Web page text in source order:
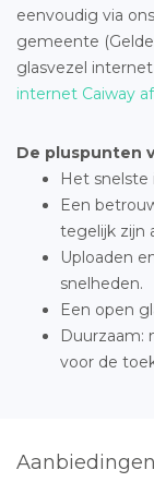
eenvoudig via
gemeente
glasvezel
internet Caiway
De pluspunten
Het
Een
tegelijk zijn
Uploaden
snelheden.
Een open
Duurzaam:
voor de